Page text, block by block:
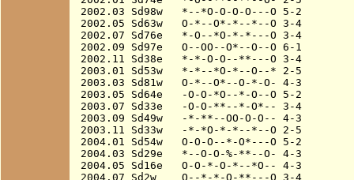
2002.03 Sd98w   *--*O-O-O-O---O 5-2
2002.05 Sd63w   O-*--O*-*--*--O 3-4
2002.07 Sd76e   *-O--*O-*-*---O 3-4
2002.09 Sd97e   O--OO--O*--O--O 6-1
2002.11 Sd38e   *-*-O-O--**---O 3-4
2003.01 Sd53w   *-*--*O-*--O--* 2-5
2003.03 Sd81w   O-*--O*--O-*-O- 4-3
2003.05 Sd64e   -O-O-*O--*-O--O 5-2
2003.07 Sd33e   -O-O-**--*-O*-- 3-4
2003.09 Sd49w   -*-**--OO-O-O-- 4-3
2003.11 Sd33w   -*-*O-*-*--*--O 2-5
2004.01 Sd54w   O-O-O--*-O*---O 5-2
2004.03 Sd29e   *--O-O-%-**--O- 4-3
2004.05 Sd16e   O-O-*-O-*--*O-- 4-3
2004.07 Sd2w    O--*-*-O-**---O 3-4